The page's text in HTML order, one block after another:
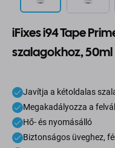
iFixes i94 Tape
szalagokhoz, 50ml
Javítja a kétoldalas
Megakadályozza a
Hő- és nyomásálló
Biztonságos üveghez,